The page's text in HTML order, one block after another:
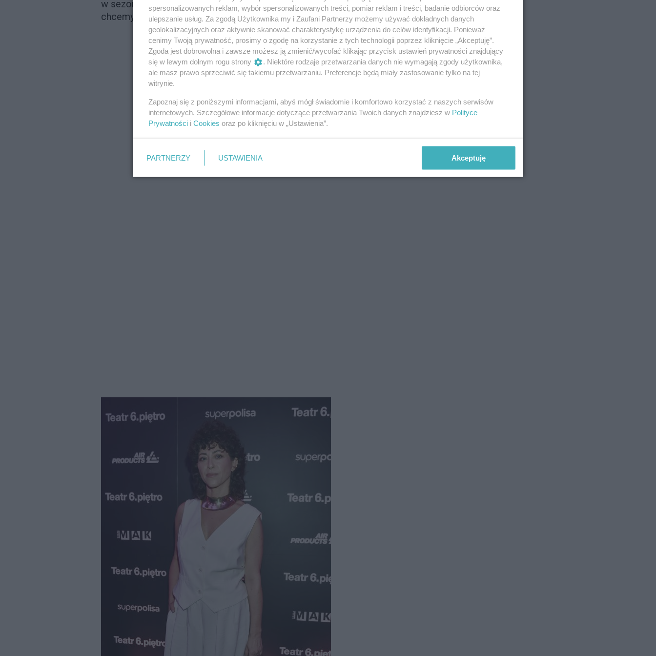
w sezonie letnim, gdy słupki rtęci za oknami szybują wzwyż, a my
chcemy wyglądać stylowo i z klasą.
spersonalizowanych reklam, wybór spersonalizowanych treści, pomiar reklam i treści, badanie odbiorców oraz
ulepszanie usług. Za zgodą Użytkownika my i Zaufani Partnerzy możemy używać dokładnych danych
geolokalizacyjnych oraz aktywnie skanować charakterystykę urządzenia do celów identyfikacji. Ponieważ
cenimy Twoją prywatność, prosimy o zgodę na korzystanie z tych technologii poprzez kliknięcie „Akceptuję”.
Zgoda jest dobrowolna i zawsze możesz ją zmienić/wycofać klikając przycisk ustawień prywatności znajdujący
się w lewym dolnym rogu strony
. Niektóre rodzaje przetwarzania danych nie wymagają zgody użytkownika,
ale masz prawo sprzeciwić się takiemu przetwarzaniu. Preferencje będą miały zastosowanie tylko na tej
witrynie.
Zapoznaj się z poniższymi informacjami, abyś mógł świadomie i komfortowo korzystać z naszych serwisów
internetowych. Szczegółowe informacje dotyczące przetwarzania Twoich danych znajdziesz w Polityce
Prywatności i Cookies oraz po kliknięciu w „Ustawienia”.
PARTNERZY USTAWIENIA Akceptuję